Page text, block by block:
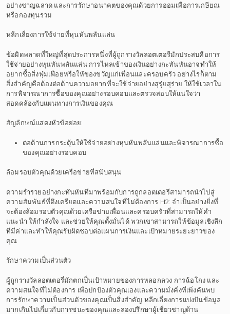
อย่างชาญฉลาด และการรักษาอนาคตของคุณด้วยการออมเพื่อการเกษียณ
หรือกองทุนรวม
หลีกเลี่ยงการใช้จ่ายที่หุนหันพลันแล่น
ข้อผิดพลาดที่ใหญ่ที่สุดประการหนึ่งที่ผู้ถูกรางวัลลอตเตอรีมักประสบคือการ
ใช้จ่ายอย่างหุนหันพลันแล่น การไหลเข้าของเงินอย่างกะทันหันอาจทำให้
อยากซื้อสิ่งฟุ่มเฟือยหรือให้ของขวัญแก่เพื่อนและครอบครัว อย่างไรก็ตาม
สิ่งสำคัญคือต้องต่อต้านความอยากที่จะใช้จ่ายอย่างสุรุ่ยสุร่าย ให้ใช้เวลาใน
การพิจารณาการซื้อของคุณอย่างรอบคอบและตรวจสอบให้แน่ใจว่า
สอดคล้องกับแผนทางการเงินของคุณ
สัญลักษณ์แสดงหัวข้อย่อย:
ต่อต้านการกระตุ้นให้ใช้จ่ายอย่างหุนหันพลันแล่นและพิจารณาการซื้อ
ของคุณอย่างรอบคอบ
ล้อมรอบตัวคุณด้วยเครือข่ายที่สนับสนุน
ความร่ำรวยอย่างกะทันหันที่มาพร้อมกับการถูกลอตเตอรีสามารถนำไปสู่
ความสัมพันธ์ที่ตึงเครียดและความสนใจที่ไม่ต้องการ H2: จำเป็นอย่างยิ่งที่
จะต้องล้อมรอบตัวคุณด้วยเครือข่ายเพื่อนและครอบครัวที่สามารถให้คำ
แนะนำ ให้กำลังใจ และช่วยให้คุณตั้งมั่นได้ พวกเขาสามารถให้ข้อมูลเชิงลึก
ที่มีค่าและทำให้คุณรับผิดชอบต่อแผนการเงินและเป้าหมายระยะยาวของ
คุณ
รักษาความเป็นส่วนตัว
ผู้ถูกรางวัลลอตเตอรี่มักตกเป็นเป้าหมายของการหลอกลวง การฉ้อโกง และ
ความสนใจที่ไม่ต้องการ เพื่อปกป้องตัวคุณเองและความมั่งคั่งที่เพิ่งค้นพบ
การรักษาความเป็นส่วนตัวของคุณเป็นสิ่งสำคัญ หลีกเลี่ยงการแบ่งปันข้อมูล
มากเกินไปเกี่ยวกับการชนะของคุณและลองปรึกษาผู้เชี่ยวชาญด้าน